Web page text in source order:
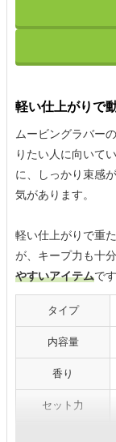
軽い仕上がりで
ムービングラバー
りたい人に向いて
に、しっかり束感
気があります。
軽い仕上がりで重
が、キープ力も十分
やすいアイテムです
タイプ
内容量
香り
セット力